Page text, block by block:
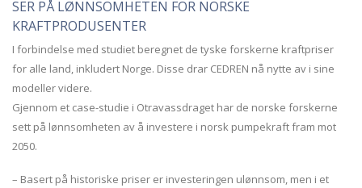
SER PÅ LØNNSOMHETEN FOR NORSKE
KRAFTPRODUSENTER
I forbindelse med studiet beregnet de tyske forskerne kraftpriser
for alle land, inkludert Norge. Disse drar CEDREN nå nytte av i sine
modeller videre.
Gjennom et case-studie i Otravassdraget har de norske forskerne
sett på lønnsomheten av å investere i norsk pumpekraft fram mot
2050.
– Basert på historiske priser er investeringen ulønnsom, men i et